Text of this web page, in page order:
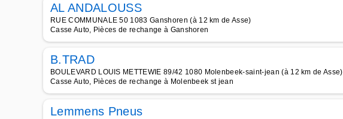
AL ANDALOUSS
RUE COMMUNALE 50 1083 Ganshoren (à 12 km de Asse)
Casse Auto, Pièces de rechange à Ganshoren
B.TRAD
BOULEVARD LOUIS METTEWIE 89/42 1080 Molenbeek-saint-jean (à 12 km de Asse)
Casse Auto, Pièces de rechange à Molenbeek st jean
Lemmens Pneus